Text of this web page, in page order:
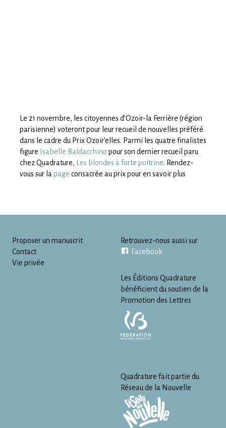
Le 21 novembre, les citoyennes d’Ozoir-la Ferrière (région
parisienne) voteront pour leur recueil de nouvelles préféré
dans le cadre du Prix Ozoir’elles. Parmi les quatre finalistes
figure Isabelle Baldacchino pour son dernier recueil paru
chez Quadrature,
Les blondes à forte poitrine. Rendez-
vous sur la page consacrée au prix pour en savoir plus
Proposer un manuscrit
Contact
Vie privée
Retrouvez-nous aussi sur
Facebook
Les Éditions Quadrature
bénéficient du soutien de la
Promotion des Lettres
Quadrature fait partie du
Réseau de la Nouvelle